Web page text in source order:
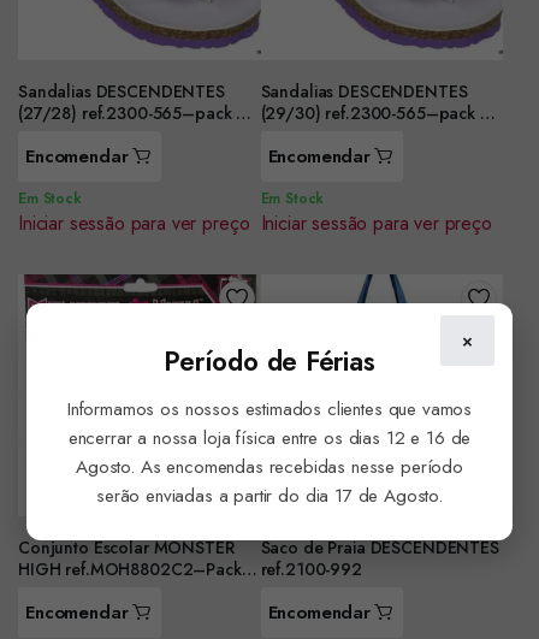
Sandalias DESCENDENTES
(27/28) ref.2300-565–pack de
Encomendar
Em Stock
Iniciar sessão para ver preço
Sandalias DESCENDENTES
(29/30) ref.2300-565–pack de
Encomendar
Em Stock
Iniciar sessão para ver preço
Conjunto Escolar MONSTER
HIGH ref.MOH8802C2–Pack
Encomendar
Saco de Praia DESCENDENTES
ref.2100-992
Encomendar
×
Período de Férias
Informamos os nossos estimados clientes que vamos
encerrar a nossa loja física entre os dias 12 e 16 de
Agosto. As encomendas recebidas nesse período
serão enviadas a partir do dia 17 de Agosto.